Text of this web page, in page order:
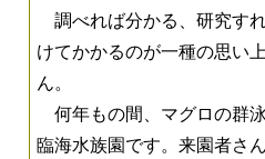
調べれば分かる、研究す
けてかかるのが一種の思い
ん。
何年もの間、マグロの群
臨海水族園です。来園者さ